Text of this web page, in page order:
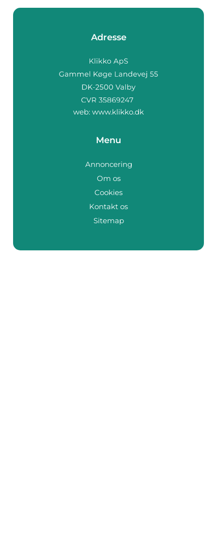
Adresse
web: www.klikko.dk
Menu
Annoncering
Om os
Cookies
Kontakt os
Sitemap